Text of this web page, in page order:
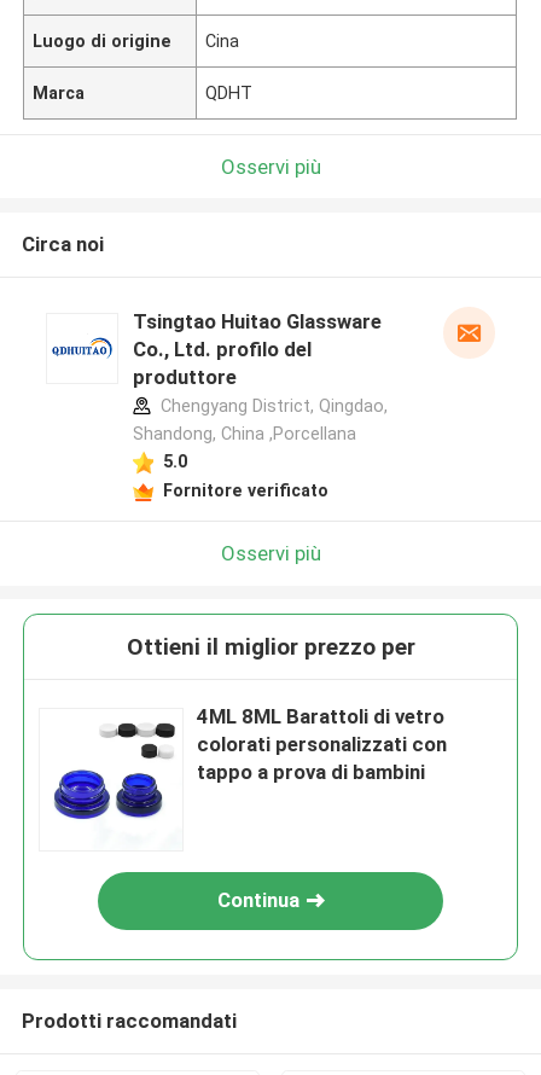
Luogo di origine Cina
Marca QDHT
Osservi più
Circa noi
Tsingtao Huitao Glassware
Co., Ltd. profilo del
produttore
Chengyang District, Qingdao,
Shandong, China ,Porcellana
5.0
Fornitore verificato
Osservi più
Ottieni il miglior prezzo per
4ML 8ML Barattoli di vetro
colorati personalizzati con
tappo a prova di bambini
Continua
Prodotti raccomandati